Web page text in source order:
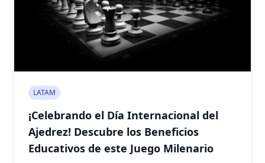
LATAM
¡Celebrando el Día Internacional del
Ajedrez! Descubre los Beneficios
Educativos de este Juego Milenario